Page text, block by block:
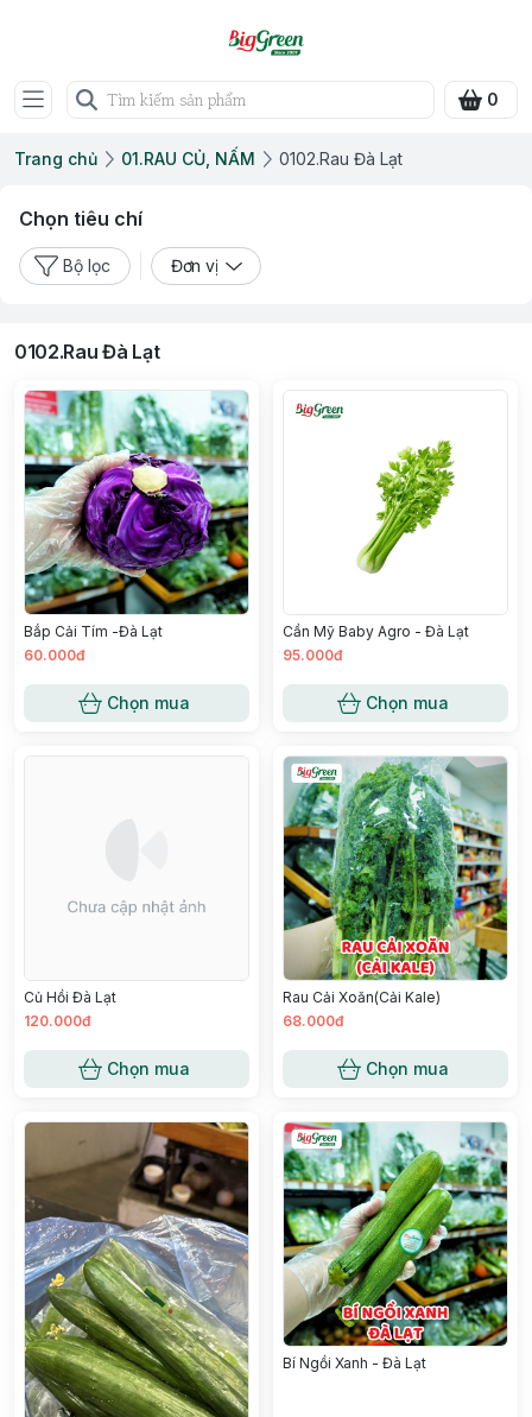
0
Trang chủ 01.RAU CỦ, NẤM 0102.Rau Đà Lạt
Chọn tiêu chí
Bộ lọc Đơn vị
0102.Rau Đà Lạt
Bắp Cải Tím -Đà Lạt
60.000đ
Chọn mua
Cần Mỹ Baby Agro - Đà Lạt
95.000đ
Chọn mua
Củ Hồi Đà Lạt
120.000đ
Chọn mua
Rau Cải Xoăn(Cải Kale)
68.000đ
Chọn mua
Bí Ngồi Xanh - Đà Lạt